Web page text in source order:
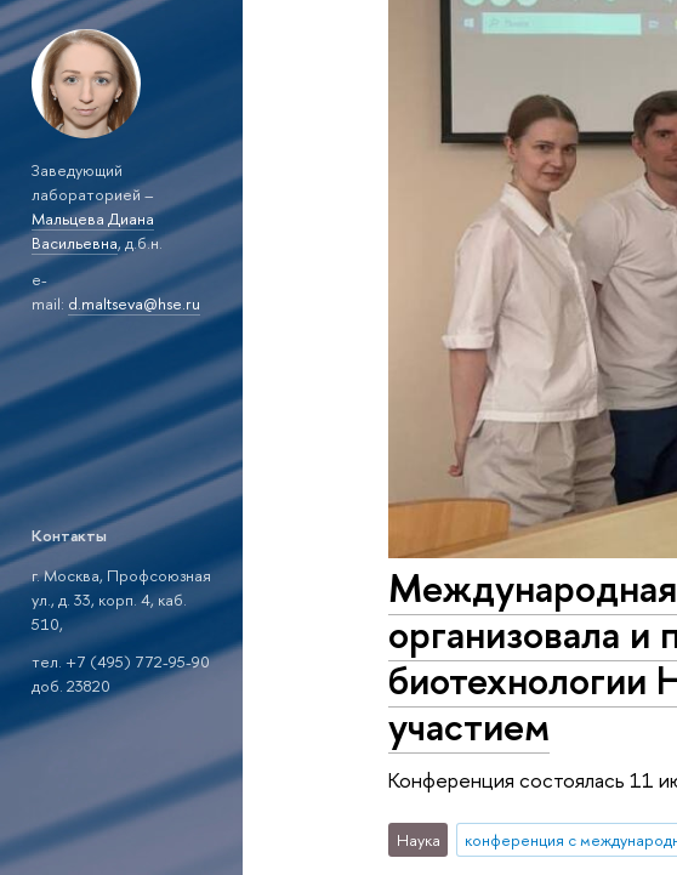
Заведующий
лабораторией –
Мальцева Диана
Васильевна, д.б.н.
e-
mail: d.maltseva@hse.ru
Контакты
г. Москва, Профсоюзная
ул., д. 33, корп. 4, каб.
510,
тел. +7 (495) 772-95-90
доб. 23820
Международная
организовала и
участием
Конференция состоялась 11
Наука